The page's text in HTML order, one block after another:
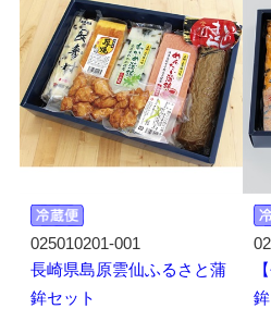
025010201-001
長崎県島原雲仙ふるさと蒲
鉾セット